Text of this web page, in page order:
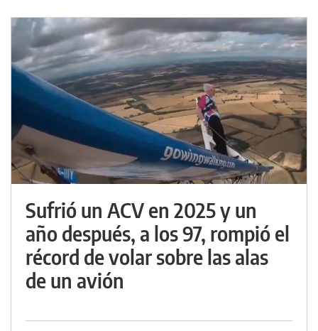
Sufrió un ACV en 2025 y un
año después, a los 97, rompió el
récord de volar sobre las alas
de un avión